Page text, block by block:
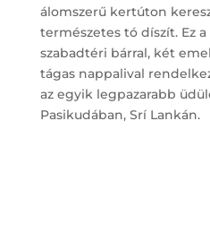
álomszerű kertúton
természetes tó díszít. Ez
szabadtéri bárral, két
tágas nappalival
az egyik legpazarabb
Pasikudában, Srí Lankán.